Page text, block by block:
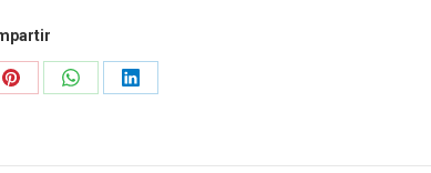
Share
Share
Share